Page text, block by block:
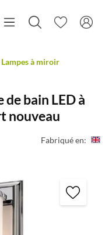
Lampes à miroir
de bain LED à
nouveau
Fabriqué en: